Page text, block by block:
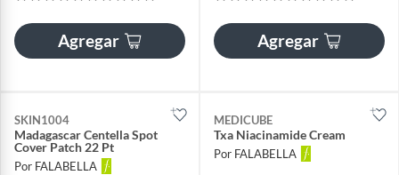
Agregar Agregar
SKIN1004
Madagascar Centella Spot
Cover Patch 22 Pt
Por FALABELLA
MEDICUBE
Txa Niacinamide Cream
Por FALABELLA